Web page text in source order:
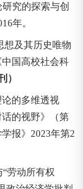
究的探索与创
年。
想及其历史唯物
国高校社会科
）
的多维透视
的视野》（第
报》2023年第2
劳动所有权